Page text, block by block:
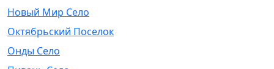
Новый Мир Село
Октябрьский Поселок
Онды Село